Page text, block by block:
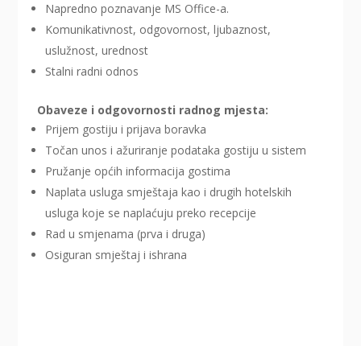
Napredno poznavanje MS Office-a.
Komunikativnost, odgovornost, ljubaznost,
uslužnost, urednost
Stalni radni odnos
Obaveze i odgovornosti radnog mjesta:
Prijem gostiju i prijava boravka
Točan unos i ažuriranje podataka gostiju u sistem
Pružanje općih informacija gostima
Naplata usluga smještaja kao i drugih hotelskih
usluga koje se naplaćuju preko recepcije
Rad u smjenama (prva i druga)
Osiguran smještaj i ishrana